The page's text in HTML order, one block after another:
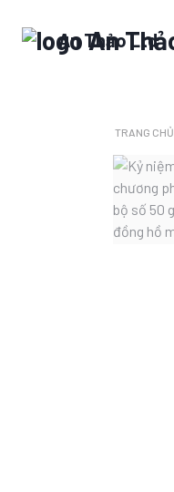
An Thảo Ltd
TRANG CHỦ